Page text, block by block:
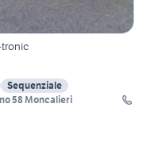
tronic
Sequenziale
58 Moncalieri